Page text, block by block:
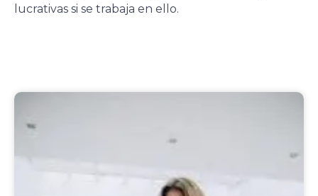
lucrativas si se trabaja en ello.